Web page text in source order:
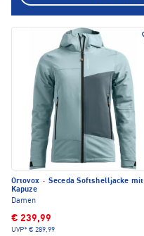
Ortovox · Seceda Softshelljacke mit
Kapuze
Damen
€ 239,99
UVP* € 289,99